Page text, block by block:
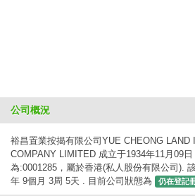
公司概況
裕昌置業按揭有限公司YUE CHEONG LAND
COMPANY LIMITED 成立于1934年11月09
為:0001285，屬於香港(私人股份有限公司).
年 9個月 3周 5天 . 目前公司狀態為
仍在登記